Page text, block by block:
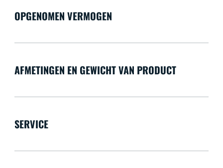
OPGENOMEN VERMOGEN
AFMETINGEN EN GEWICHT VAN PRODUCT
SERVICE